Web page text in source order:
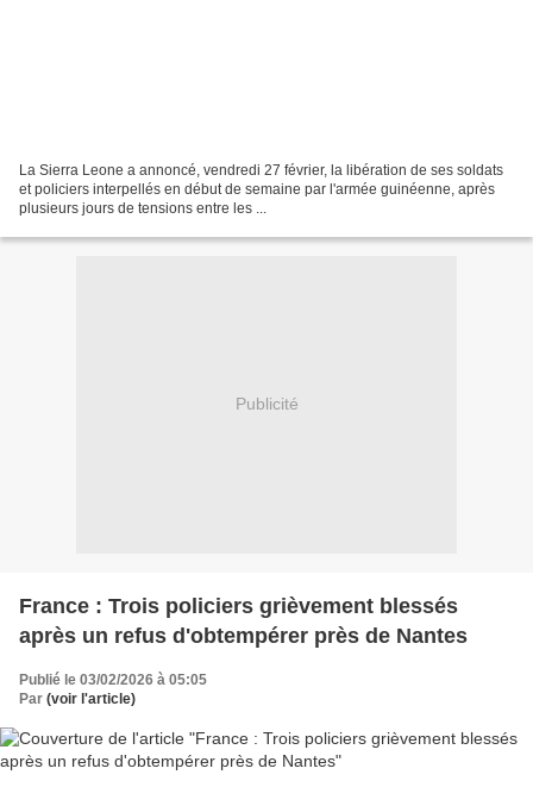
La Sierra Leone a annoncé, vendredi 27 février, la libération de ses soldats
et policiers interpellés en début de semaine par l'armée guinéenne, après
plusieurs jours de tensions entre les ...
Publicité
France : Trois policiers grièvement blessés
après un refus d'obtempérer près de Nantes
Publié le 03/02/2026 à 05:05
Par (voir l'article)